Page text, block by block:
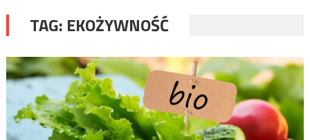
TAG: EKOŻYWNOŚĆ